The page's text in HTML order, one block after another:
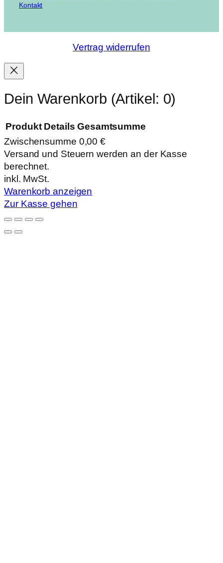
Kontakt
Vertrag widerrufen
Dein Warenkorb (Artikel: 0)
Produkte
im
Warenkorb
Produkt Details Gesamtsumme
Zwischensumme 0,00 €
Versand und Steuern werden an der Kasse
berechnet.
inkl. MwSt.
Warenkorb anzeigen
Zur Kasse gehen